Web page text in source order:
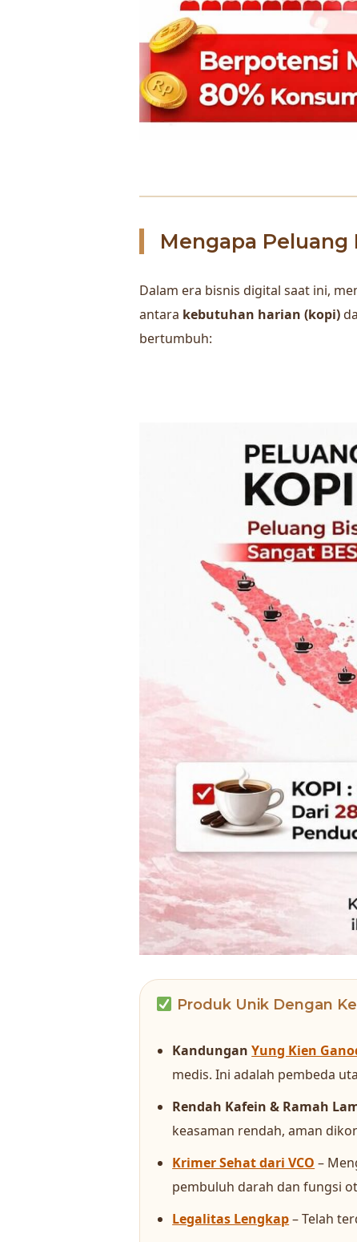
Mengapa
Dalam era bisnis digital saat ini,
antara kebutuhan harian (kopi)
bertumbuh:
Produk Unik Dengan
KandunganYung Kien
medis. Ini adalah pembeda
Rendah Kafein & Ramah
keasaman rendah, aman
Krimer Sehat dari VCO –
pembuluh darah dan fungsi
Legalitas Lengkap– Telah